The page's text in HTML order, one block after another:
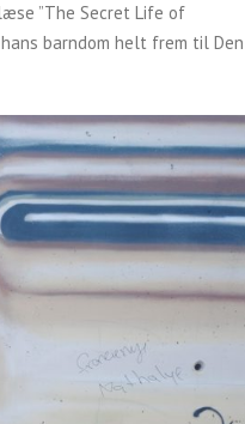
”The Secret Life of
barndom helt frem til Den